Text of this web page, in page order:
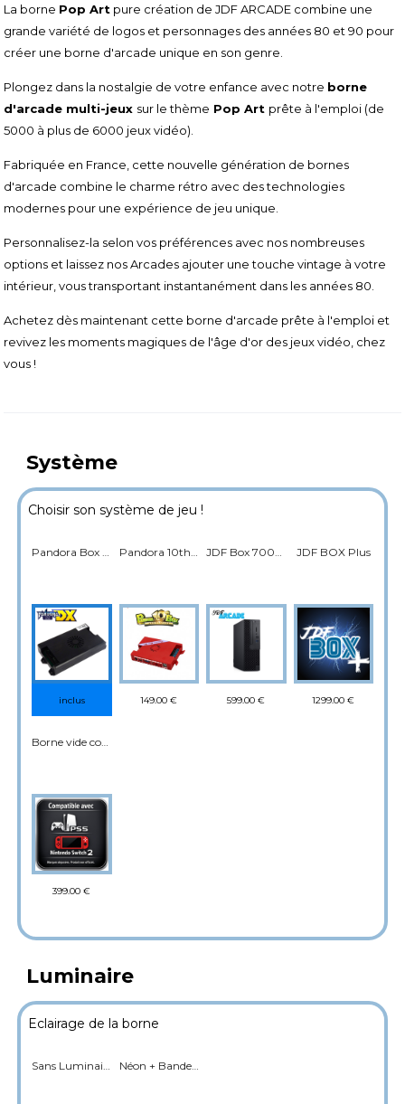
La borne Pop Art pure création de JDF ARCADE combine une
grande variété de logos et personnages des années 80 et 90 pour
créer une borne d'arcade unique en son genre.
Plongez dans la nostalgie de votre enfance avec notre borne
d'arcade multi-jeux sur le thème Pop Art prête à l'emploi (de
5000 à plus de 6000 jeux vidéo).
Fabriquée en France, cette nouvelle génération de bornes
d'arcade combine le charme rétro avec des technologies
modernes pour une expérience de jeu unique.
Personnalisez-la selon vos préférences avec nos nombreuses
options et laissez nos Arcades ajouter une touche vintage à votre
intérieur, vous transportant instantanément dans les années 80.
Achetez dès maintenant cette borne d'arcade prête à l'emploi et
revivez les moments magiques de l'âge d'or des jeux vidéo, chez
vous !
Système
Choisir son système de jeu !
inclus 149.00 € 599.00 €
JDF BOX Plus
1299.00 €
Borne vide compatible console
399.00 €
Luminaire
Eclairage de la borne
Sans Luminaire Néon + Bande LED